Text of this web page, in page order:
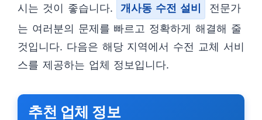
시는 것이 좋습니다. 개사동 수전 설비
전문가
는 여러분의 문제를 빠르고 정확하게 해결해 줄
것입니다. 다음은 해당 지역에서 수전 교체 서비
스를 제공하는 업체 정보입니다.
추천 업체 정보